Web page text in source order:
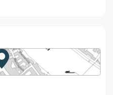
Zur Karte von MapBS.
Externer Link, wird in einem